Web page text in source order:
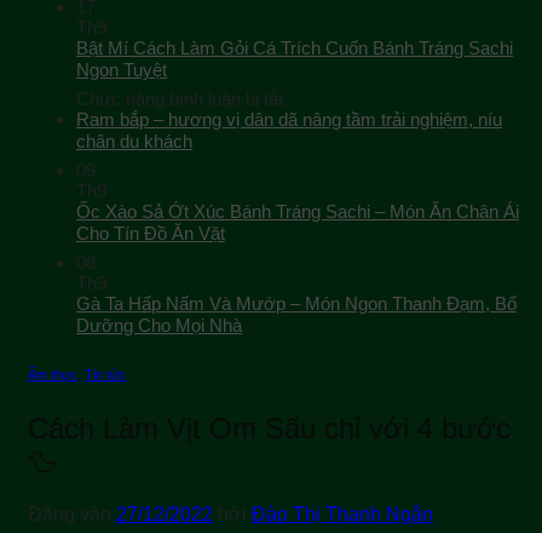
17
Th9
Bật Mí Cách Làm Gỏi Cá Trích Cuốn Bánh Tráng Sachi
Ngon Tuyệt
Chức năng bình luận bị tắtở
Bật
Gỏi
Cá
Tráng
Ram bắp – hương vị dân dã nâng tầm trải nghiệm, níu
chân du khách
09
Th9
Ốc Xào Sả Ớt Xúc Bánh Tráng Sachi – Món Ăn Chân Ái
Cho Tín Đồ Ăn Vặt
08
Th9
Gà Ta Hấp Nấm Và Mướp – Món Ngon Thanh Đạm, Bổ
Dưỡng Cho Mọi Nhà
Ẩm thực Tin tức
Cách Làm Vịt Om Sấu chỉ với 4 bước
Đăng vào 27/12/2022 bởi Đào Thị Thanh Ngân